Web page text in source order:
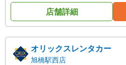
店舗詳細
オリックスレンタカー
旭橋駅西店